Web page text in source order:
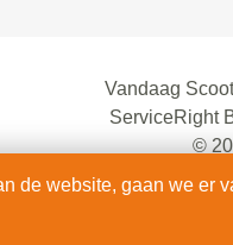
Vandaag
ServiceRight
©
alle
de website, gaan we er